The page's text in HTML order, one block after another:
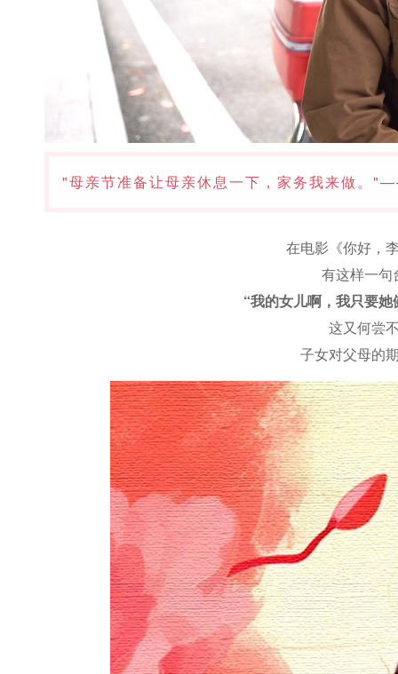
"母亲节准备让母亲休息一下，家务我来做。
在电影《你好，
有这样一句
“我的女儿啊，我只要
这又何尝
子女对父母的